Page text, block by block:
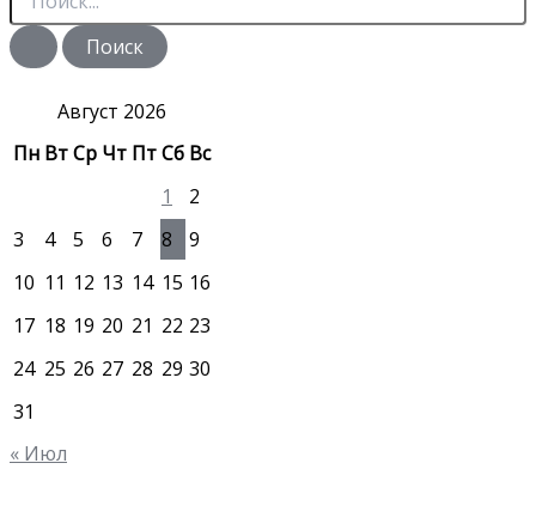
и
с
Август 2026
Пн ВтСр Чт ПтСб Вс
1
2
3
4 5 6 7 8
9
10 11 12 13 14 15 16
17 18 19 20 21 22 23
24 25 26 27 28 29 30
31
« Июл